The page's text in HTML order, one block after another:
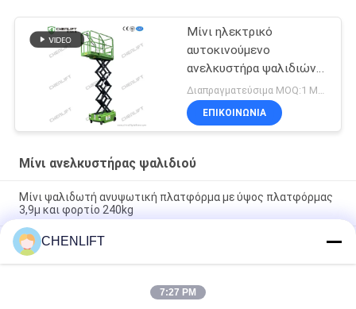
Μίνι ηλεκτρικό
αυτοκινούμενο
ανελκυστήρα ψαλιδιών
αποθήκης
Διαπραγματεύσιμα MOQ:1 Μονάδα
ΕΠΙΚΟΙΝΩΝΙΑ
Μίνι ανελκυστήρας ψαλιδιού
Μίνι ψαλιδωτή ανυψωτική πλατφόρμα με ύψος πλατφόρμας
3,9μ και φορτίο 240kg
Μίνι μοντέλο ψαλιδωτού ανυψωτικού μηχανήματος MX300S
3m 240kg με αυτοκινούμενο μηχανισμό και υδραυλικά
περιστρεφόμενους τροχούς
MK390 3.9m 240kg Ιδιαίτερη ικανότητα φορτίου Πλατφόρμα
CHENLIFT
7:27 PM